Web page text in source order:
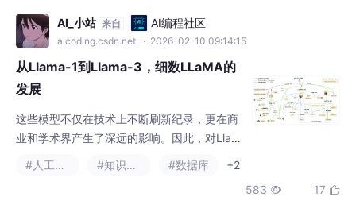
习大规模提取和分析引用语句。
AI_小站 来自 AI编程社区
aicoding.csdn.net · 2026-02-10 09:14:15
从Llama-1到Llama-3，细数LLaMA的
发展
这些模型不仅在技术上不断刷新纪录，更在商
业和学术界产生了深远的影响。因此，对Llam
a模型不同版本之间的系统对比，不仅可以揭
#人工智能 #知识图谱 #数据库
+2
583  17 